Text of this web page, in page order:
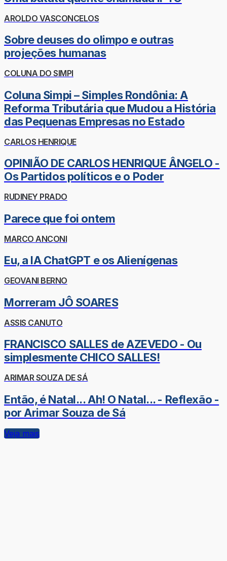
AROLDO VASCONCELOS
Sobre deuses do olimpo e outras
projeções humanas
COLUNA DO SIMPI
Coluna Simpi – Simples Rondônia: A
Reforma Tributária que Mudou a História
das Pequenas Empresas no Estado
CARLOS HENRIQUE
OPINIÃO DE CARLOS HENRIQUE ÂNGELO -
Os Partidos políticos e o Poder
RUDINEY PRADO
Parece que foi ontem
MARCO ANCONI
Eu, a IA ChatGPT e os Alienígenas
GEOVANI BERNO
Morreram JÔ SOARES
ASSIS CANUTO
FRANCISCO SALLES de AZEVEDO - Ou
simplesmente CHICO SALLES!
ARIMAR SOUZA DE SÁ
Então, é Natal... Ah! O Natal... - Reflexão -
por Arimar Souza de Sá
Veja mais